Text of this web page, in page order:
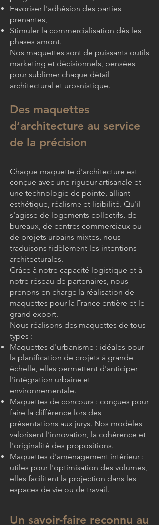
Favoriser l'adhésion des parties
prenantes,
Stimuler la commercialisation dès les
phases amont.
Nos maquettes sont de puissants outils
marketing et décisionnels, pensées
pour sublimer chaque détail
architectural et urbanistique.
Des maquettes
d’architecture au service
de la précision
Chaque maquette d'architecture est
conçue avec une rigueur artisanale et
une technologie de pointe, alliant
esthétique, réalisme et lisibilité. Qu'il
s'agisse de logements collectifs, de
bureaux, de centres commerciaux ou
de projets urbains mixtes, nous
traduisons fidèlement les intentions
architecturales.
Grâce à notre capacité logistique et à
notre réseau de partenaires, nous
prenons en charge la réalisation de
maquettes pour la France entière et le
grand export.
Nous réalisons des maquettes de tous
types :
Maquettes d'urbanisme : idéales pour
la planification de projets à grande
échelle, elles permettent d'anticiper
l'intégration urbaine et
environnementale.
Maquettes de concours : conçues pour
faire la différence lors des
présentations aux jurys. Nos modèles
valorisent l'innovation, la cohérence et
l'originalité des propositions.
Maquettes d'aménagement intérieur :
utiles pour l'optimisation des volumes,
elles facilitent la projection dans les
espaces de vie ou de travail.
Un savoir-faire reconnu au